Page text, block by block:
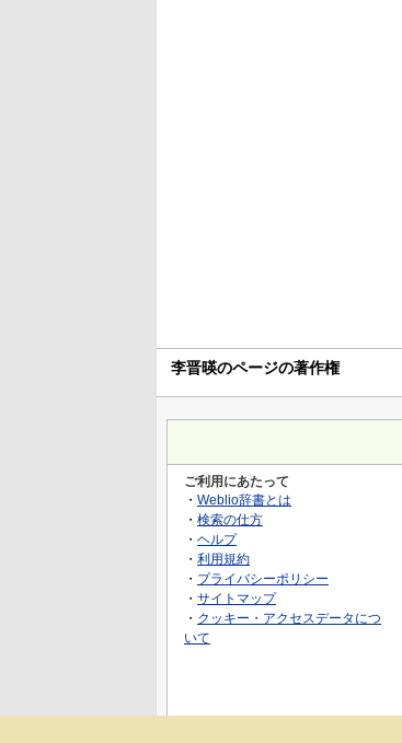
李晋暎のページの著作権
ご利用にあたって
・ Weblio辞書とは
・ 検索の仕方
・ ヘルプ
・ 利用規約
・ プライバシーポリシー
・ サイトマップ
・ クッキー・アクセスデータにつ
いて